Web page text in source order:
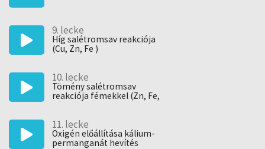
9. lecke
Híg salétromsav reakciója
(Cu, Zn, Fe )
10. lecke
Tömény salétromsav
reakciója fémekkel (Zn, Fe,
Al)
11. lecke
Oxigén előállítása kálium-
permanganát hevítés